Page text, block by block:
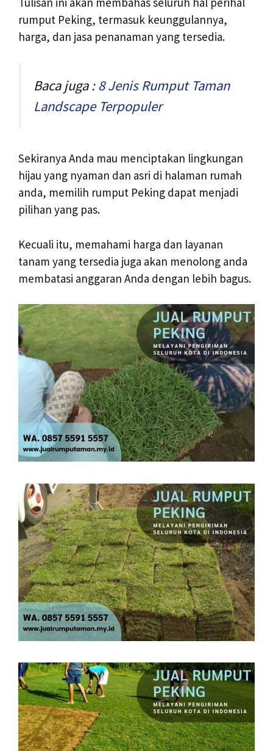
rumput Peking, termasuk keunggulannya,
harga, dan jasa penanaman yang tersedia.
Baca juga :8 Jenis Rumput Taman
Landscape Terpopuler
Sekiranya Anda mau menciptakan lingkungan
hijau yang nyaman dan asri di halaman rumah
anda, memilih rumput Peking dapat menjadi
pilihan yang pas.
Kecuali itu, memahami harga dan layanan
tanam yang tersedia juga akan menolong anda
membatasi anggaran Anda dengan lebih bagus.